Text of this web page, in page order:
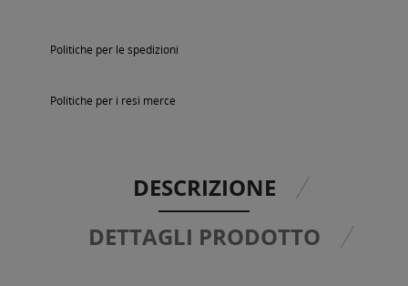
Politiche per le spedizioni
Politiche per i resi merce
DESCRIZIONE
DETTAGLI PRODOTTO